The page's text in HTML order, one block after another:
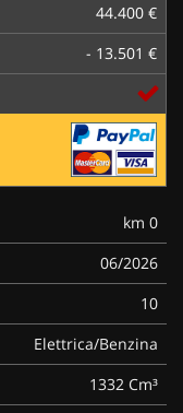
44.400 €
- 13.501 €
km 0
06/2026
10
Elettrica/Benzina
1332 Cm³